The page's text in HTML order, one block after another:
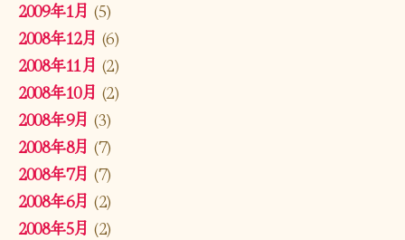
2009年1月 (5)
2008年12月 (6)
2008年11月 (2)
2008年10月 (2)
2008年9月 (3)
2008年8月 (7)
2008年7月 (7)
2008年6月 (2)
2008年5月 (2)